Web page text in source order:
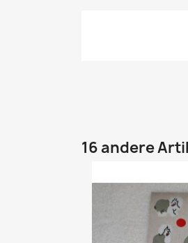
16 andere